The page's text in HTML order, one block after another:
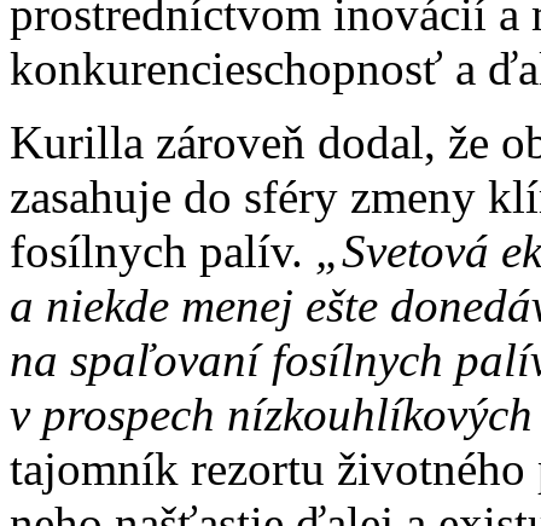
prostredníctvom inovácií a
konkurencieschopnosť a
Kurilla zároveň dodal, že
zasahuje do sféry zmeny
fosílnych palív. „Svetová
a niekde menej ešte
na spaľovaní fosílnych
v prospech
tajomník rezortu životného